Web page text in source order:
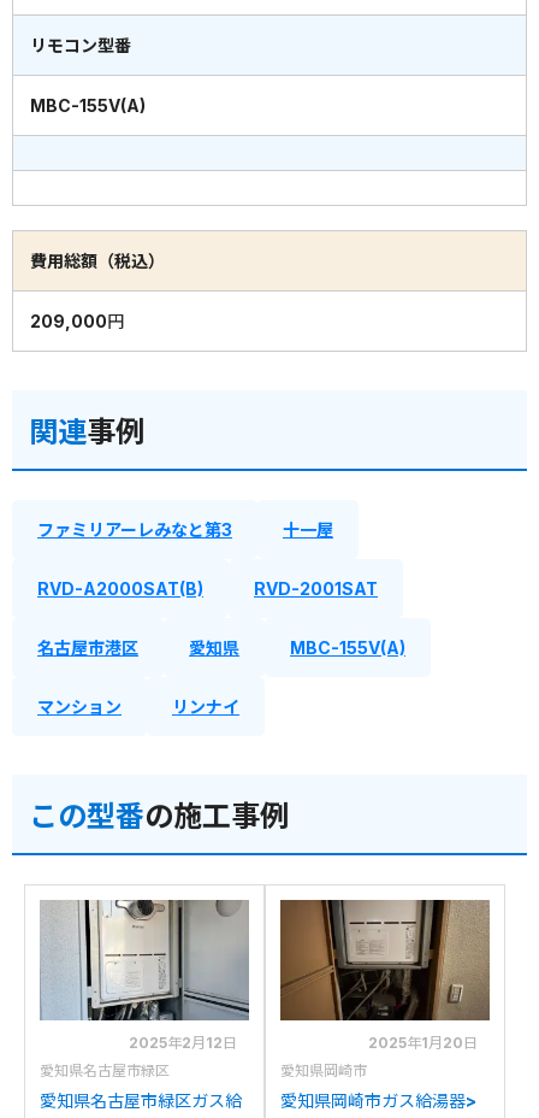
リモコン型番
MBC-155V(A)
費用総額（税込）
209,000円
関連事例
ファミリアーレみなと第3 十一屋
RVD-A2000SAT(B) RVD-2001SAT
名古屋市港区 愛知県 MBC-155V(A)
マンション リンナイ
この型番の施工事例
2025年2月12日
愛知県名古屋市緑区
愛知県名古屋市緑区ガス給
2025年1月20日
愛知県岡崎市
愛知県岡崎市ガス給湯器>